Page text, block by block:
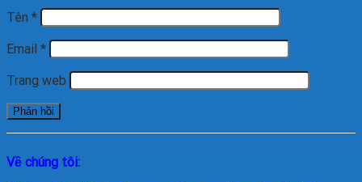
Tên *
Email *
Trang web
Về chúng tôi: